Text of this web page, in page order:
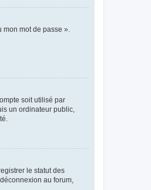
mot de passe ».
soit utilisé par
un ordinateur public,
le statut des
au forum,